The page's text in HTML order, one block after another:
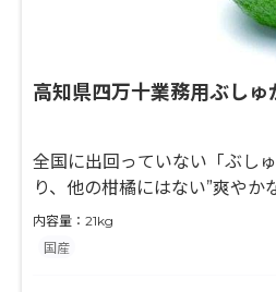
高知県四万十業務用ぶしゅ
全国に出回っていない「ぶし
り、他の柑橘にはない”爽やか
特徴で、料理を引き立てます。
内容量：21kg
国産